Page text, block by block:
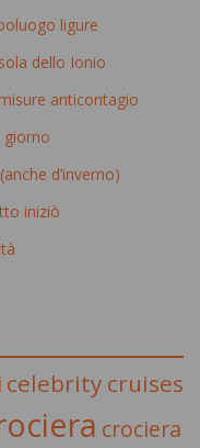
ligure
dello Ionio
anticontagio
giorno
d’inverno)
iniziò
celebrity cruises
crociera